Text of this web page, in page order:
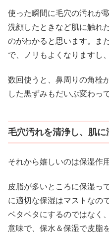
使った瞬間に毛穴の汚れが
洗顔したときなど肌に触れ
のがわかると思います。ま
で、ノリもよくなりますし
数回使うと、鼻周りの角栓
した黒ずみもだいぶ変わっ
毛穴汚れを清浄し、肌に
それから嬉しいのは保湿作
皮脂が多いところに保湿っ
に適切な保湿はマストなので
ベタベタにするのではなく
意味で、保水＆保湿で皮脂